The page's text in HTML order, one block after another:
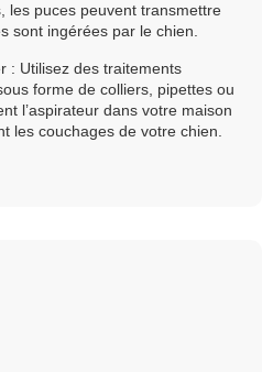
les puces peuvent transmettre
sont ingérées par le chien.
: Utilisez des traitements
forme de colliers, pipettes ou
l’aspirateur dans votre maison
les couchages de votre chien.